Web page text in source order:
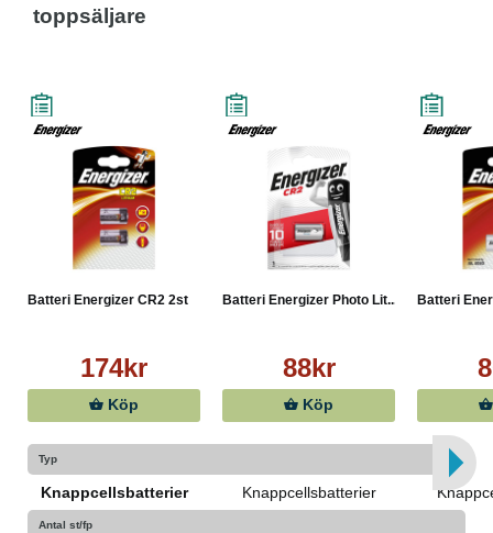
toppsäljare
Batteri Energizer CR2 2st
174kr
Köp
Batteri Energizer Photo Lit...
88kr
Köp
Batteri
Typ
Knappcellsbatterier Knappcellsbatterier
Antal st/fp